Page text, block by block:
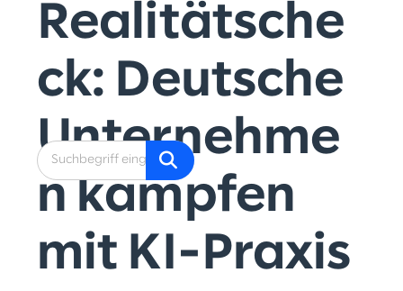
Realitätsche
ck: Deutsche
Unternehme
n kämpfen
mit KI-Praxis